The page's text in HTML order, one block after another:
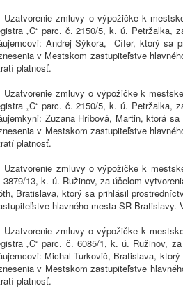
Uzatvorenie zmluvy o výpožičke k
„C“ parc. č. 2150/5, k. ú. Petržalka,
Andrej Sýkora, Cífer, ktorý sa
v Mestskom zastupiteľstve
platnosť.
Uzatvorenie zmluvy o výpožičke k
„C“ parc. č. 2150/5, k. ú. Petržalka,
Zuzana Hríbová, Martin, ktorá
v Mestskom zastupiteľstve
platnosť.
Uzatvorenie zmluvy o výpožičke k
3879/13, k. ú. Ružinov, za účelom
Bratislava, ktorý sa prihlásil
hlavného mesta SR
Uzatvorenie zmluvy o výpožičke k
„C“ parc. č. 6085/1, k. ú. Ružinov,
Michal Turkovič, Bratislava,
v Mestskom zastupiteľstve
platnosť.